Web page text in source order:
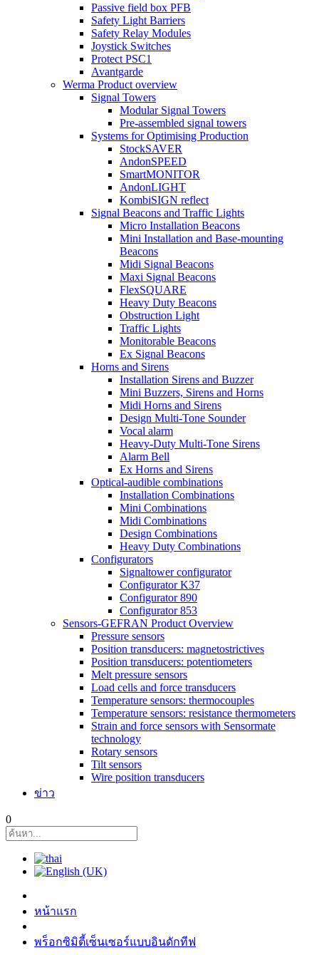
Passive field box PFB
Safety Light Barriers
Safety Relay Modules
Joystick Switches
Protect PSC1
Avantgarde
Werma Product overview
Signal Towers
Modular Signal Towers
Pre-assembled signal towers
Systems for Optimising Production
StockSAVER
AndonSPEED
SmartMONITOR
AndonLIGHT
KombiSIGN reflect
Signal Beacons and Traffic Lights
Micro Installation Beacons
Mini Installation and Base-mounting
Beacons
Midi Signal Beacons
Maxi Signal Beacons
FlexSQUARE
Heavy Duty Beacons
Obstruction Light
Traffic Lights
Monitorable Beacons
Ex Signal Beacons
Horns and Sirens
Installation Sirens and Buzzer
Mini Buzzers, Sirens and Horns
Midi Horns and Sirens
Design Multi-Tone Sounder
Vocal alarm
Heavy-Duty Multi-Tone Sirens
Alarm Bell
Ex Horns and Sirens
Optical-audible combinations
Installation Combinations
Mini Combinations
Midi Combinations
Design Combinations
Heavy Duty Combinations
Configurators
Signaltower configurator
Configurator K37
Configurator 890
Configurator 853
Sensors-GEFRAN Product Overview
Pressure sensors
Position transducers: magnetostrictives
Position transducers: potentiometers
Melt pressure sensors
Load cells and force transducers
Temperature sensors: thermocouples
Temperature sensors: resistance thermometers
Strain and force sensors with Sensormate
technology
Rotary sensors
Tilt sensors
Wire position transducers
ข่าว
0
หน้าแรก
พร็อกซิมิตี้เซ็นเซอร์แบบอินดักทีฟ